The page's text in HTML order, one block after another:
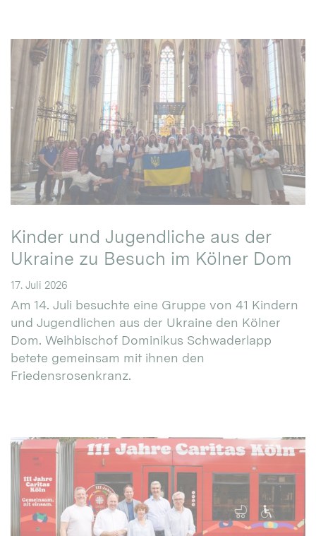
Kinder und Jugendliche aus der
Ukraine zu Besuch im Kölner Dom
17. Juli 2026
Am 14. Juli besuchte eine Gruppe von 41 Kindern
und Jugendlichen aus der Ukraine den Kölner
Dom. Weihbischof Dominikus Schwaderlapp
betete gemeinsam mit ihnen den
Friedensrosenkranz.